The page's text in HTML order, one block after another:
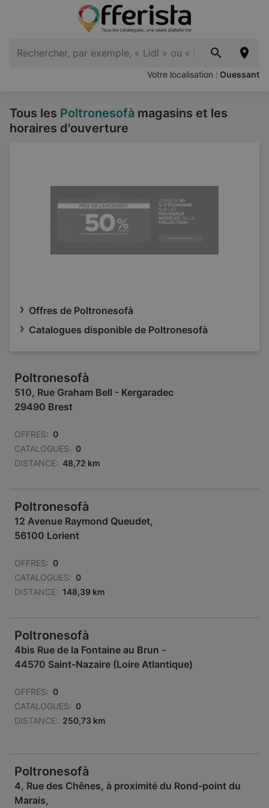
Votre localisation : Ouessant
Tous les Poltronesofà magasins et les
horaires d'ouverture
Offres de Poltronesofà
Catalogues disponible de Poltronesofà
Poltronesofà
510, Rue Graham Bell - Kergaradec
29490 Brest
OFFRES: 0
CATALOGUES: 0
DISTANCE: 48,72 km
Poltronesofà
12 Avenue Raymond Queudet,
56100 Lorient
OFFRES: 0
CATALOGUES: 0
DISTANCE: 148,39 km
Poltronesofà
4bis Rue de la Fontaine au Brun -
44570 Saint-Nazaire (Loire Atlantique)
OFFRES: 0
CATALOGUES: 0
DISTANCE: 250,73 km
Poltronesofà
4, Rue des Chênes, à proximité du Rond-point du
Marais,